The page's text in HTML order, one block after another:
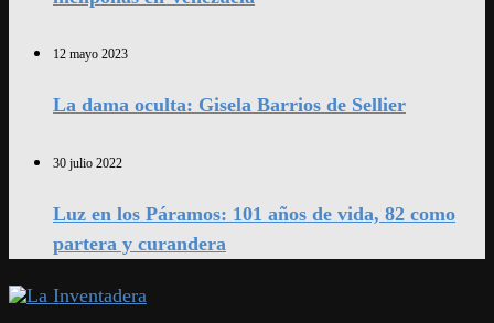
12 mayo 2023
La dama oculta: Gisela Barrios de Sellier
30 julio 2022
Luz en los Páramos: 101 años de vida, 82 como
partera y curandera